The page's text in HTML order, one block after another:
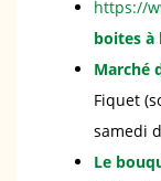
https://
boites à
Marché
Fiquet
samedi
Le